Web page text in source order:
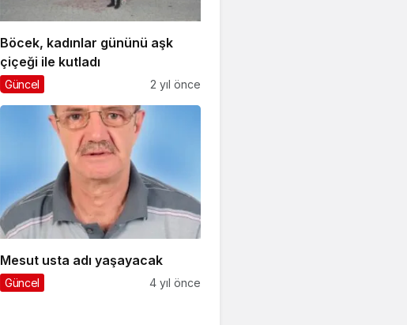
Böcek, kadınlar gününü aşk
çiçeği ile kutladı
Güncel 2 yıl önce
Mesut usta adı yaşayacak
Güncel 4 yıl önce